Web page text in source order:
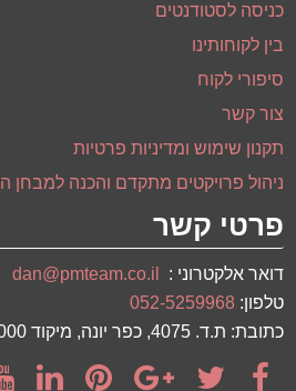
כניסה לסטודנטים
בין לקוחותינו
סיפורי לקוח
צור קשר
תקנון שימוש ומדיניות פרטיות
ניהול פרויקטים מתקדם והכנה למבחן ה PMP
פרטי קשר
דואר אלקטרוני :
dan@pmteam.co.il
טלפון:052-5259968
כתובת: ת.ד. 4075, כפר יונה, מיקוד 4030000